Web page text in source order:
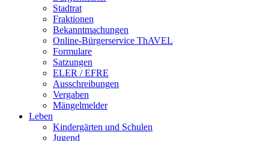
Stadtrat
Fraktionen
Bekanntmachungen
Online-Bürgerservice ThAVEL
Formulare
Satzungen
ELER / EFRE
Ausschreibungen
Vergaben
Mängelmelder
Leben
Kindergärten und Schulen
Jugend